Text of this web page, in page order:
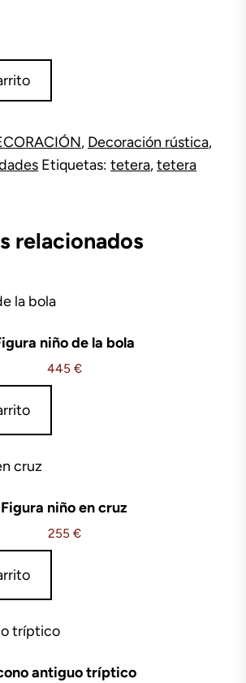
, Decoración rústica,
Etiquetas: tetera,tetera
relacionados
niño de la bola
445 €
Figura niño en cruz
255 €
antiguo tríptico